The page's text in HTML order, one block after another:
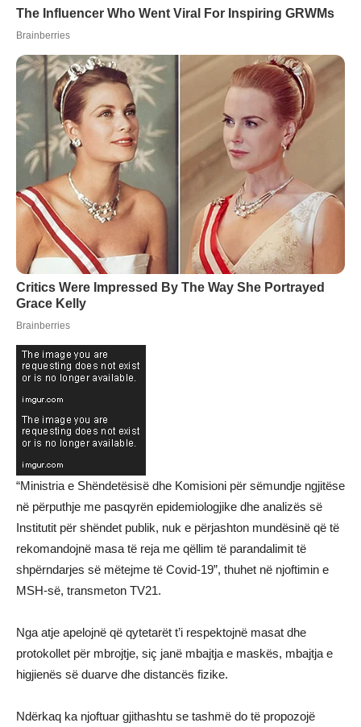
“Ministria e Shëndetësisë dhe Komisioni për sëmundje ngjitëse
në përputhje me pasqyrën epidemiologjike dhe analizës së
Institutit për shëndet publik, nuk e përjashton mundësinë që të
rekomandojnë masa të reja me qëllim të parandalimit të
shpërndarjes së mëtejme të Covid-19”, thuhet në njoftimin e
MSH-së, transmeton TV21.
Nga atje apelojnë që qytetarët t’i respektojnë masat dhe
protokollet për mbrojtje, siç janë mbajtja e maskës, mbajtja e
higjienës së duarve dhe distancës fizike.
Ndërkaq ka njoftuar gjithashtu se tashmë do të propozojë